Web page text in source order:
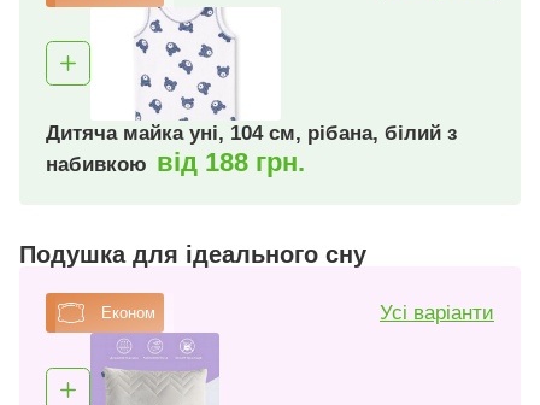
Дитяча майка уні, 104 см, рібана, білий з
набивкою від 188 грн.
Подушка для ідеального сну
Економ Усі варіанти